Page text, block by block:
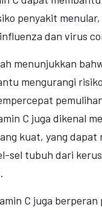
penyakit
dan virus
menunjukkan
mengurangi
C juga dikenal
kuat, yang dapat
sel tubuh dari
C juga berperan